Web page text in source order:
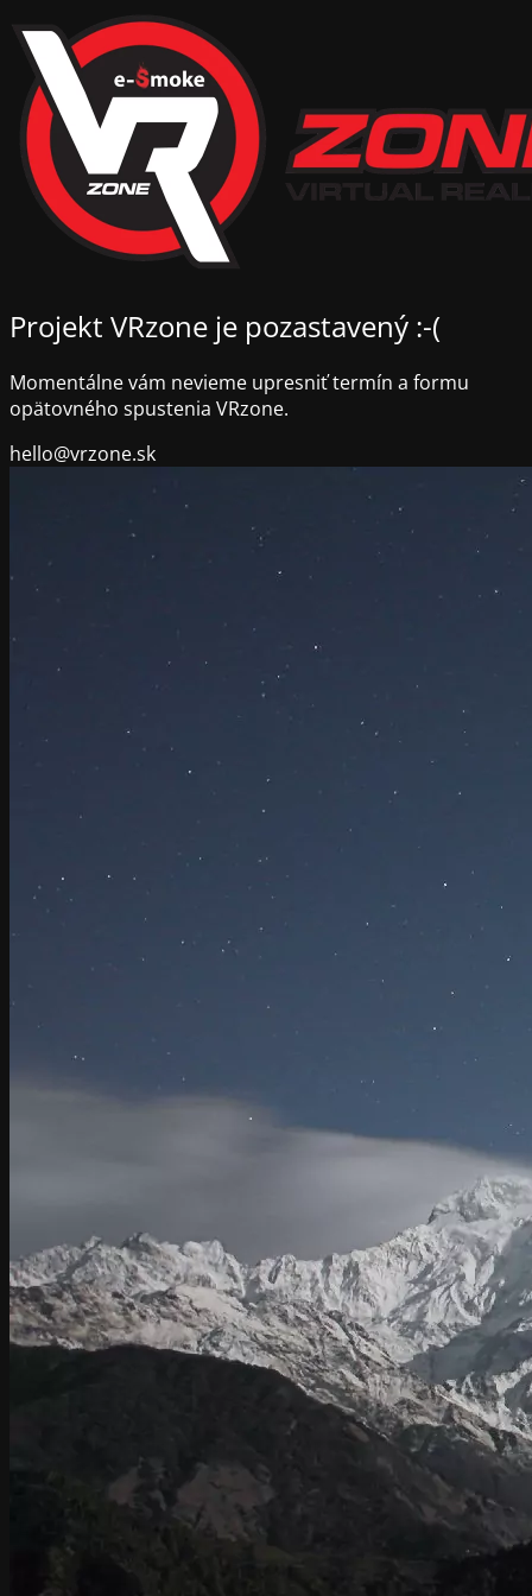
Projekt VRzone je pozastavený :-(
Momentálne vám nevieme upresniť termín a formu
opätovného spustenia VRzone.
hello@vrzone.sk